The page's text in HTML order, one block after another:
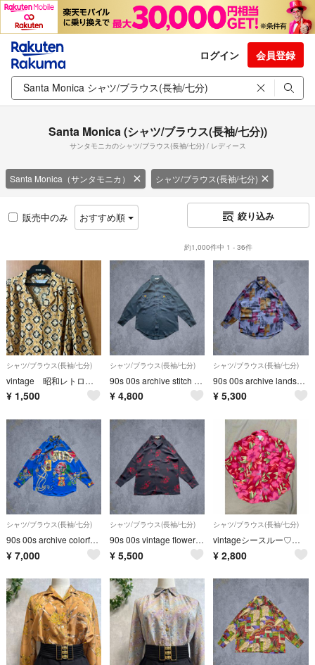
ログイン 会員登録
Santa Monica (シャツ/ブラウス(長袖/七分))
サンタモニカのシャツ/ブラウス(長袖/七分) / レディース
Santa Monica（サンタモニカ） シャツ/ブラウス(長袖/七分)
販売中のみ おすすめ順 絞り込み
約1,000件中 1 - 36件
シャツ/ブラウス(長袖/七分)
vintage 昭和レトロ 幾何学模様のレトロブラウス 古着
¥ 1,500
シャツ/ブラウス(長袖/七分)
90s 00s archive stitch silk shirt Y2K
¥ 4,800
シャツ/ブラウス(長袖/七分)
90s 00s archive landscape shirt Y2K
¥ 5,300
シャツ/ブラウス(長袖/七分)
90s 00s archive colorful scarf shirt Y2K
¥ 7,000
シャツ/ブラウス(長袖/七分)
90s 00s vintage flower boxy shirt Y2K
¥ 5,500
シャツ/ブラウス(長袖/七分)
vintageシースルー♡ビックシャツ♡
¥ 2,800